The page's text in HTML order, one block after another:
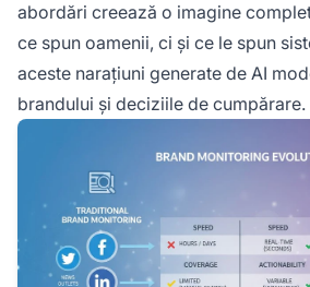
abordări creează o imagine
ce spun oamenii, ci și ce le spun
aceste narațiuni generate de AI
brandului și deciziile de cumpărare.